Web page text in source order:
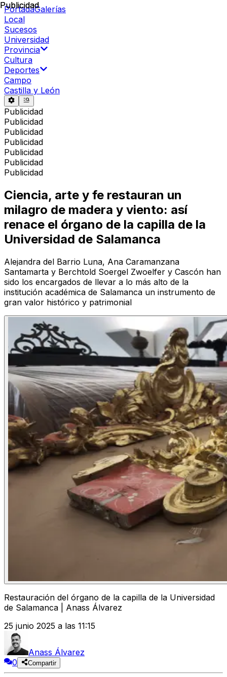
PortadaGalerías
Local
Sucesos
Universidad
Provincia
Cultura
Deportes
Campo
Castilla y León
Publicidad
Publicidad
Publicidad
Publicidad
Publicidad
Publicidad
Publicidad
Publicidad
Ciencia, arte y fe restauran un
milagro de madera y viento: así
renace el órgano de la capilla de la
Universidad de Salamanca
Alejandra del Barrio Luna, Ana Caramanzana
Santamarta y Berchtold Soergel Zwoelfer y Cascón han
sido los encargados de llevar a lo más alto de la
institución académica de Salamanca un instrumento de
gran valor histórico y patrimonial
Restauración del órgano de la capilla de la Universidad
de Salamanca | Anass Álvarez
25 junio 2025 a las 11:15
Anass Álvarez
0
Compartir
Publicidad